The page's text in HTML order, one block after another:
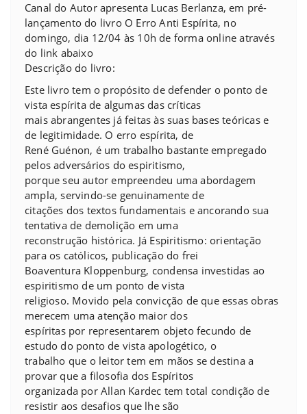
Canal do Autor apresenta Lucas Berlanza, em pré-
lançamento do livro O Erro Anti Espírita, no
domingo, dia 12/04 às 10h de forma online através
do link abaixo
Descrição do livro:
Este livro tem o propósito de defender o ponto de
vista espírita de algumas das críticas
mais abrangentes já feitas às suas bases teóricas e
de legitimidade. O erro espírita, de
René Guénon, é um trabalho bastante empregado
pelos adversários do espiritismo,
porque seu autor empreendeu uma abordagem
ampla, servindo-se genuinamente de
citações dos textos fundamentais e ancorando sua
tentativa de demolição em uma
reconstrução histórica. Já Espiritismo: orientação
para os católicos, publicação do frei
Boaventura Kloppenburg, condensa investidas ao
espiritismo de um ponto de vista
religioso. Movido pela convicção de que essas obras
merecem uma atenção maior dos
espíritas por representarem objeto fecundo de
estudo do ponto de vista apologético, o
trabalho que o leitor tem em mãos se destina a
provar que a filosofia dos Espíritos
organizada por Allan Kardec tem total condição de
resistir aos desafios que lhe são